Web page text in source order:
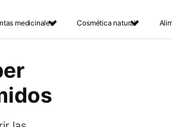
medicinales Cosmética natural